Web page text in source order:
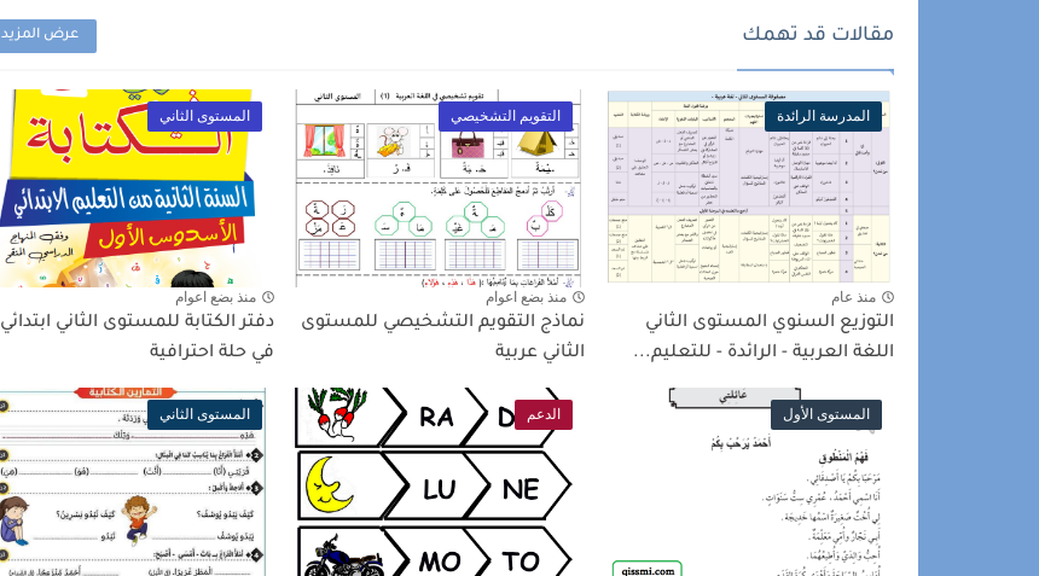
مقالات قد تهمك عرض المزيد
المدرسة الرائدة
منذ عام
التوزيع السنوي المستوى الثاني
اللغة العربية - الرائدة - للتعليم...
التقويم التشخيصي
منذ بضع اعوام
نماذج التقويم التشخيصي للمستوى
الثاني عربية
المستوى الثاني
منذ بضع اعوام
دفتر الكتابة للمستوى الثاني ابتدائي
في حلة احترافية
المستوى الأول الدعم المستوى الثاني